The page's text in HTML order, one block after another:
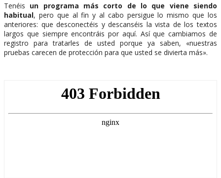
Tenéis un programa más corto de lo que viene siendo
habitual, pero que al fin y al cabo persigue lo mismo que los
anteriores: que desconectéis y descanséis la vista de los textos
largos que siempre encontráis por aquí. Así que cambiamos de
registro para tratarles de usted porque ya saben, «nuestras
pruebas carecen de protección para que usted se divierta más».